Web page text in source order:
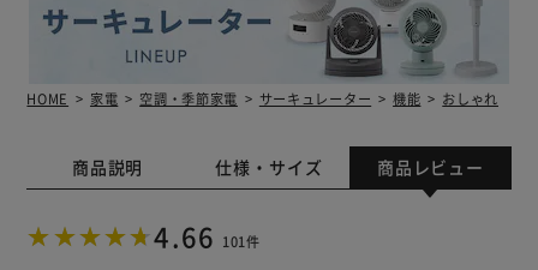
HOME 家電 空調・季節家電 サーキュレーター 機能 おしゃれ
商品説明 仕様・サイズ 商品レビュー
4.66 101件